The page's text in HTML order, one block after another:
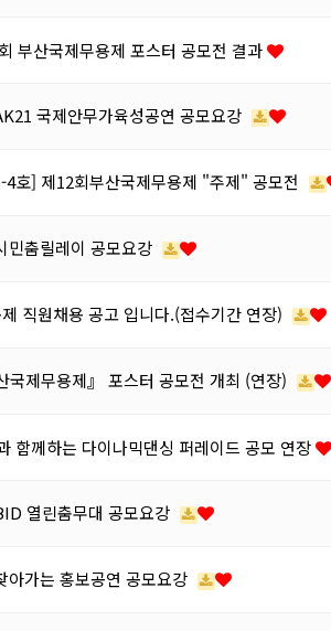
부산국제무용제 포스터 공모전 결과
국제안무가육성공연 공모요강
4호] 제12회부산국제무용제 "주제" 공모전
민춤릴레이 공모요강
직원채용 공고 입니다.(접수기간 연장)
국제무용제』 포스터 공모전 개최 (연장)
함께하는 다이나믹댄싱 퍼레이드 공모 연장
열린춤무대 공모요강
아가는 홍보공연 공모요강